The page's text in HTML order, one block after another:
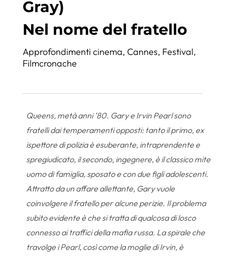
Gray)
Nel nome del fratello
Approfondimenti cinema, Cannes, Festival,
Filmcronache
Queens, metà anni ’80. Gary e Irvin Pearl sono
fratelli dai temperamenti opposti: tanto il primo, ex
ispettore di polizia è esuberante, intraprendente e
spregiudicato, il secondo, ingegnere, è il classico mite
uomo di famiglia, sposato e con due figli adolescenti.
Attratto da un affare allettante, Gary vuole
coinvolgere il fratello per alcune perizie. Il problema
subito evidente è che si tratta di qualcosa di losco
connesso ai traffici della mafia russa. La spirale che
travolge i Pearl, così come la moglie di Irvin, è